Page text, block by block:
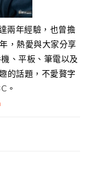
兩年經驗，也曾擔
，熱愛與大家分享
、平板、筆電以及
的話題，不愛贅字
。